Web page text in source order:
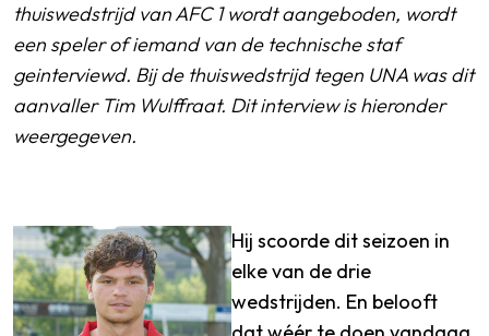
thuiswedstrijd van AFC 1 wordt aangeboden, wordt
een speler of iemand van de technische staf
geinterviewd. Bij de thuiswedstrijd tegen UNA was dit
aanvaller Tim Wulffraat. Dit interview is hieronder
weergegeven.
Hij scoorde dit seizoen in
elke van de drie
wedstrijden. En belooft